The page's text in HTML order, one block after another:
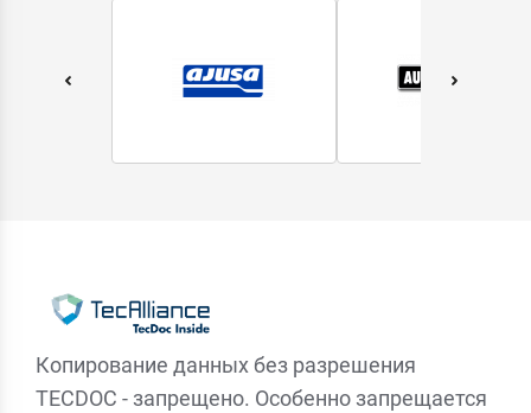
Копирование данных без разрешения
TECDOC - запрещено. Особенно запрещается